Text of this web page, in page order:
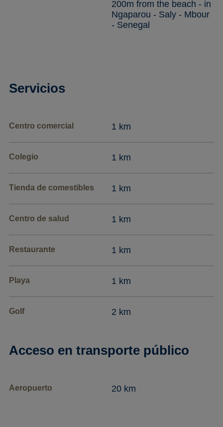
200m from the beach - in
Ngaparou - Saly - Mbour
- Senegal
Servicios
Centro comercial 1 km
Colegio 1 km
Tienda de comestibles 1 km
Centro de salud 1 km
Restaurante 1 km
Playa 1 km
Golf 2 km
Acceso en transporte público
Aeropuerto 20 km